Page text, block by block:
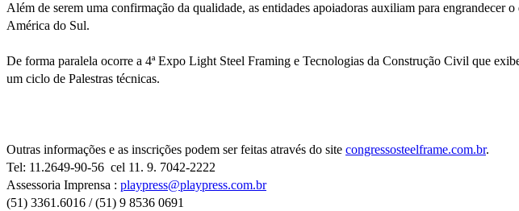
Além de serem uma confirmação da qualidade, as entidades apoiadoras auxiliam para
América do Sul.
De forma paralela ocorre a 4ª Expo Light Steel Framing e Tecnologias da Construção Civil que
um ciclo de Palestras técnicas.
Outras informações e as inscrições podem ser feitas através do site congressosteelframe.com.br.
Tel: 11.2649-90-56 cel 11. 9. 7042-2222
Assessoria Imprensa : playpress@playpress.com.br
(51) 3361.6016 / (51) 9 8536 0691